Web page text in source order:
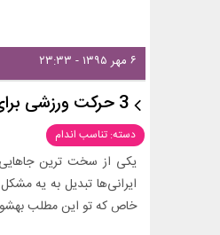
۶ مهر ۱۳۹۵ - ۲۳:۳۳
3 حرکت ورزشی برای آب کردن چربی شکم
دسته: تناسب اندام
یکی از سخت ترین
ایرانی‌ها تبدیل به یه
خاص که تو این مطلب